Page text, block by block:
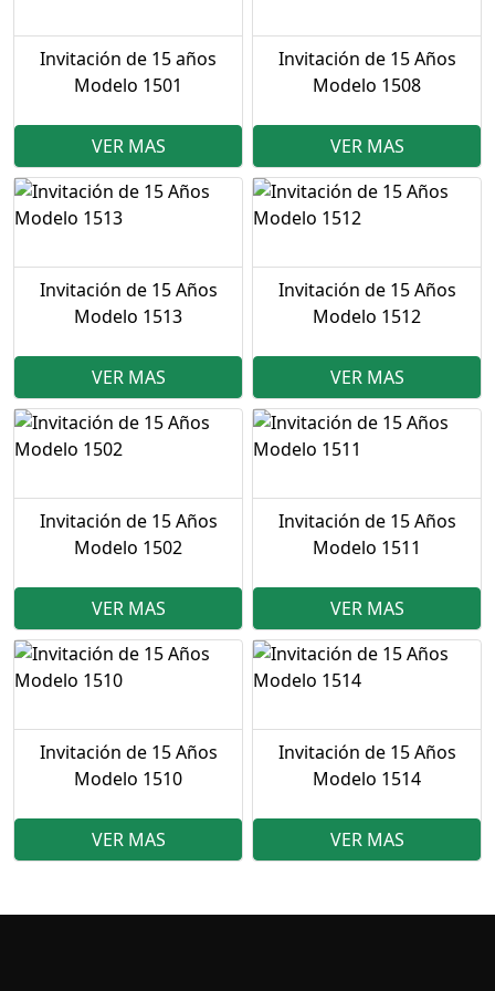
Invitación de 15 años
Modelo 1501
VER MAS
Invitación de 15 Años
Modelo 1508
VER MAS
Invitación de 15 Años
Modelo 1513
VER MAS
Invitación de 15 Años
Modelo 1512
VER MAS
Invitación de 15 Años
Modelo 1502
VER MAS
Invitación de 15 Años
Modelo 1511
VER MAS
Invitación de 15 Años
Modelo 1510
VER MAS
Invitación de 15 Años
Modelo 1514
VER MAS